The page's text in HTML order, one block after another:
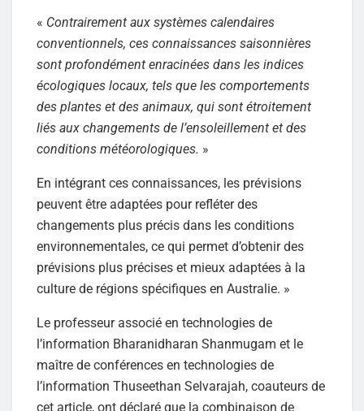
« Contrairement aux systèmes calendaires
conventionnels, ces connaissances saisonnières
sont profondément enracinées dans les indices
écologiques locaux, tels que les comportements
des plantes et des animaux, qui sont étroitement
liés aux changements de l’ensoleillement et des
conditions météorologiques. »
En intégrant ces connaissances, les prévisions
peuvent être adaptées pour refléter des
changements plus précis dans les conditions
environnementales, ce qui permet d’obtenir des
prévisions plus précises et mieux adaptées à la
culture de régions spécifiques en Australie. »
Le professeur associé en technologies de
l’information Bharanidharan Shanmugam et le
maître de conférences en technologies de
l’information Thuseethan Selvarajah, coauteurs de
cet article, ont déclaré que la combinaison de